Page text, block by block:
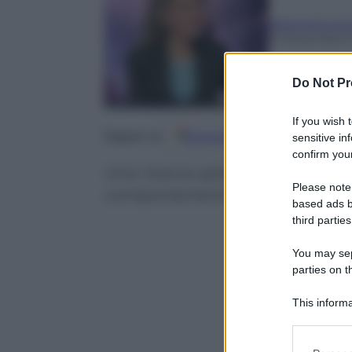
Do Not
If you wish
sensitive
confirm
Please
based ads
third
You may
parties on
This
Discover